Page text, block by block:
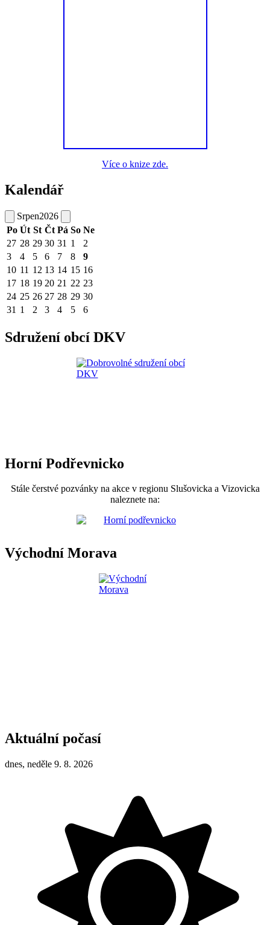
Více o knize zde.
Kalendář
Srpen2026
Po Út St Čt Pá So Ne
27 28 29 30 31 1
2
3
4 5 6 7 8
9
10 11 12 13 14 15 16
17 18 19 20 21 22 23
24 25 26 27 28 29 30
31 1 2 3 4 5 6
Sdružení obcí DKV
Horní Podřevnicko
Stále čerstvé pozvánky na akce v regionu Slušovicka a Vizovicka
naleznete na:
Východní Morava
Aktuální počasí
dnes, neděle 9. 8. 2026